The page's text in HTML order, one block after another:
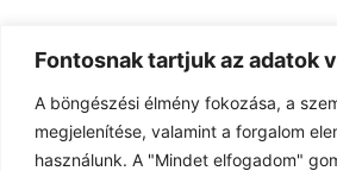
Fontosnak tartjuk az adatok
A böngészési élmény fokozása, a
megjelenítése, valamint a forgalom
használunk. A "Mindet elfogadom"